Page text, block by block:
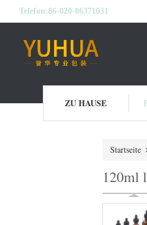
Telefon:86-020-86371031
ZU HAUSE
Startseite
120ml